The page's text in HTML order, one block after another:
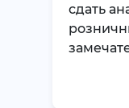
сдать